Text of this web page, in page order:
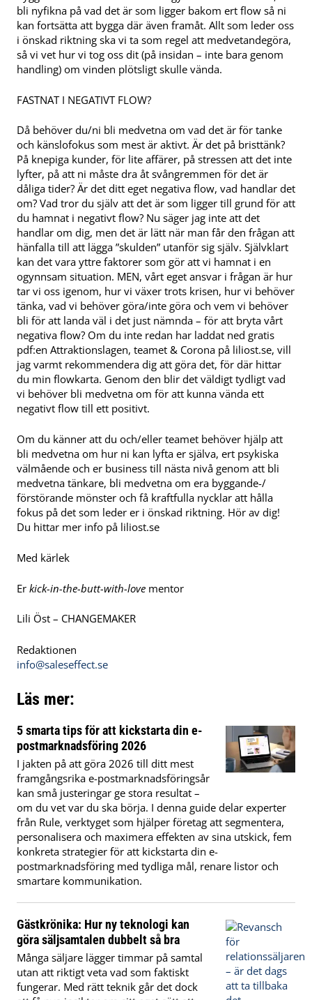
bli nyfikna på vad det är som ligger bakom ert flow så ni
kan fortsätta att bygga där även framåt. Allt som leder oss
i önskad riktning ska vi ta som regel att medvetandegöra,
så vi vet hur vi tog oss dit (på insidan – inte bara genom
handling) om vinden plötsligt skulle vända.
FASTNAT I NEGATIVT FLOW?
Då behöver du/ni bli medvetna om vad det är för tanke
och känslofokus som mest är aktivt. Är det på bristtänk?
På knepiga kunder, för lite affärer, på stressen att det inte
lyfter, på att ni måste dra åt svångremmen för det är
dåliga tider? Är det ditt eget negativa flow, vad handlar det
om? Vad tror du själv att det är som ligger till grund för att
du hamnat i negativt flow? Nu säger jag inte att det
handlar om dig, men det är lätt när man får den frågan att
hänfalla till att lägga ”skulden” utanför sig själv. Självklart
kan det vara yttre faktorer som gör att vi hamnat i en
ogynnsam situation. MEN, vårt eget ansvar i frågan är hur
tar vi oss igenom, hur vi växer trots krisen, hur vi behöver
tänka, vad vi behöver göra/inte göra och vem vi behöver
bli för att landa väl i det just nämnda – för att bryta vårt
negativa flow? Om du inte redan har laddat ned gratis
pdf:en Attraktionslagen, teamet & Corona på liliost.se, vill
jag varmt rekommendera dig att göra det, för där hittar
du min flowkarta. Genom den blir det väldigt tydligt vad
vi behöver bli medvetna om för att kunna vända ett
negativt flow till ett positivt.
Om du känner att du och/eller teamet behöver hjälp att
bli medvetna om hur ni kan lyfta er själva, ert psykiska
välmående och er business till nästa nivå genom att bli
medvetna tänkare, bli medvetna om era byggande-/
förstörande mönster och få kraftfulla nycklar att hålla
fokus på det som leder er i önskad riktning. Hör av dig!
Du hittar mer info på liliost.se
Med kärlek
Er kick-in-the-butt-with-love mentor
Lili Öst – CHANGEMAKER
Redaktionen
info@saleseffect.se
Läs mer:
5 smarta tips för att kickstarta din e-
postmarknadsföring 2026
I jakten på att göra 2026 till ditt mest
framgångsrika e-postmarknadsföringsår
kan små justeringar ge stora resultat –
om du vet var du ska börja. I denna guide delar experter
från Rule, verktyget som hjälper företag att segmentera,
personalisera och maximera effekten av sina utskick, fem
konkreta strategier för att kickstarta din e-
postmarknadsföring med tydliga mål, renare listor och
smartare kommunikation.
Gästkrönika: Hur ny teknologi kan
göra säljsamtalen dubbelt så bra
Många säljare lägger timmar på samtal
utan att riktigt veta vad som faktiskt
fungerar. Med rätt teknik går det dock